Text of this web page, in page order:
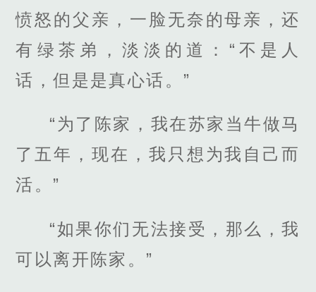
愤怒的父亲，一脸无奈的母亲，还
有绿茶弟，淡淡的道：“不是人
话，但是是真心话。”
“为了陈家，我在苏家当牛做马
了五年，现在，我只想为我自己而
活。”
“如果你们无法接受，那么，我
可以离开陈家。”